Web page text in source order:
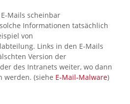
Mails scheinbar
Informationen tatsächlich
von
Links in den E-Mails
Version der
des Intranets weiter, wo dann
werden. (siehe E-Mail-Malware)